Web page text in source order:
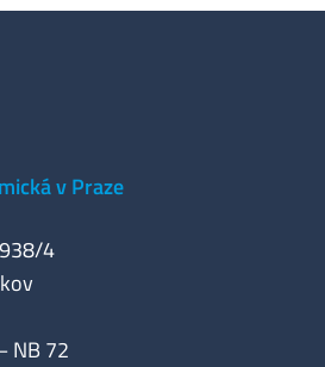
v Praze
4
NB 72